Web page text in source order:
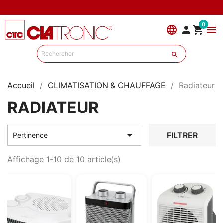
language  0menu

Accueil CLIMATISATION & CHAUFFAGE Radiateur
RADIATEUR
Pertinence  FILTRER
Affichage 1-10 de 10 article(s)